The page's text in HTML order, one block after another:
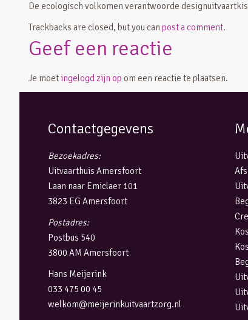
De ecologisch volkomen verantwoorde
Trackbacks are closed, but you can post a comment.
Geef een reactie
Je moet ingelogd zijn op om een reactie te plaatsen.
Contactgegevens
Bezoekadres:
Uitvaarthuis Amersfoort
Laan naar Emiclaer 101
3823 EG Amersfoort
Postadres:
Postbus 540
3800 AM Amersfoort
Hans Meijerink
033 475 00 45
welkom@meijerinkuitvaartzorg.nl